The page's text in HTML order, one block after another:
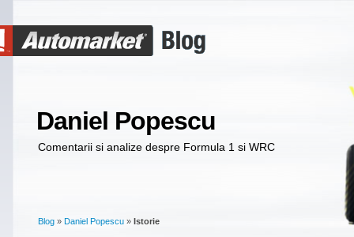
Daniel Popescu
Comentarii si analize despre Formula 1 si WRC
Blog » Daniel Popescu » Istorie